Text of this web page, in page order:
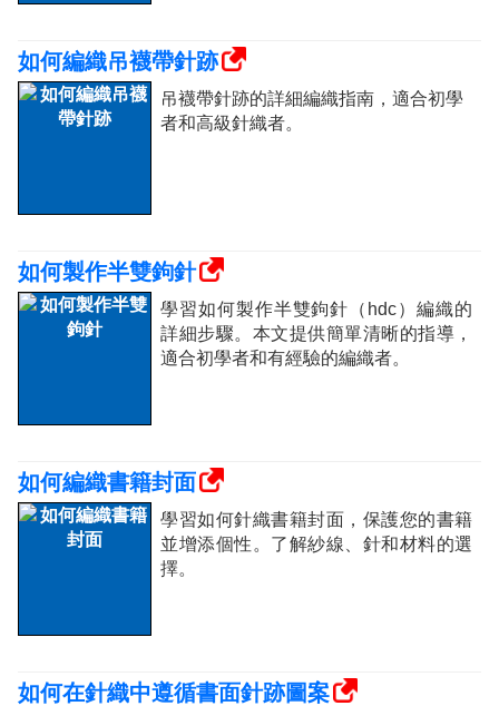
如何編織吊襪帶針跡
吊襪帶針跡的詳細編織指南，適合初學
者和高級針織者。
如何製作半雙鉤針
學習如何製作半雙鉤針（hdc）編織的
詳細步驟。本文提供簡單清晰的指導，
適合初學者和有經驗的編織者。
如何編織書籍封面
學習如何針織書籍封面，保護您的書籍
並增添個性。了解紗線、針和材料的選
擇。
如何在針織中遵循書面針跡圖案